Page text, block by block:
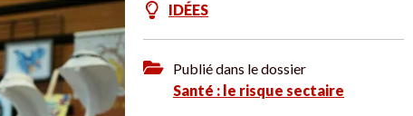
IDÉES
Publié dans le dossier
Santé : le risque sectaire